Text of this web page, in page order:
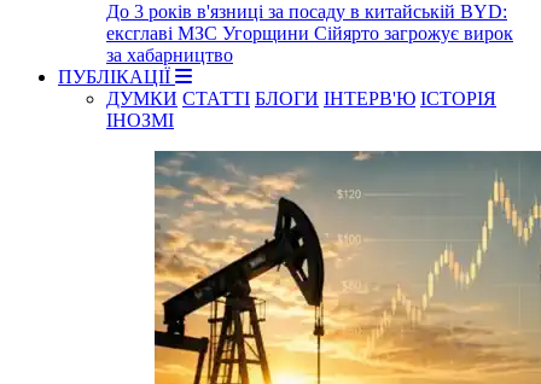
До 3 років в'язниці за посаду в китайській BYD:
ексглаві МЗС Угорщини Сійярто загрожує вирок
за хабарництво
ПУБЛІКАЦІЇ
ДУМКИ СТАТТІ БЛОГИ ІНТЕРВ'Ю ІСТОРІЯ
ІНОЗМІ